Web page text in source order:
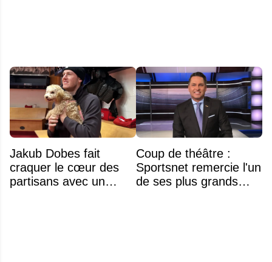
Jakub Dobes fait
craquer le cœur des
partisans avec un
Coup de théâtre :
Sportsnet remercie l'un
de ses plus grands